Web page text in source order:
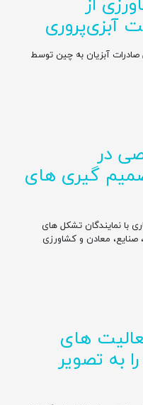
از
آبزی‌پروری
صادرات آبزیان به چین توسط
در
گیری های
با نمایندگان تشکل‌ های
صنایع، معادن و کشاورزی
های
به تصویر